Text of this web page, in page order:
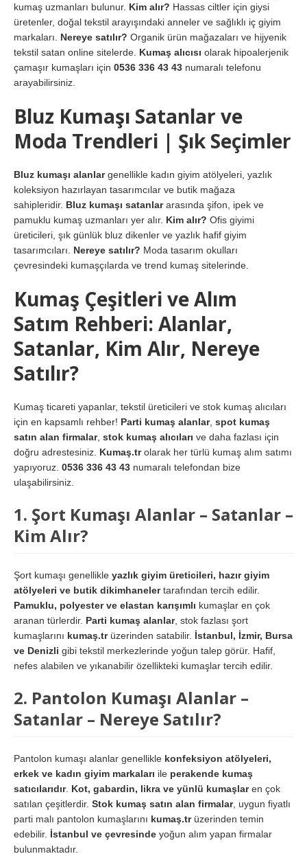
kumaş uzmanları bulunur. Kim alır? Hassas ciltler için giysi
üretenler, doğal tekstil arayışındaki anneler ve sağlıklı iç giyim
markaları. Nereye satılır? Organik ürün mağazaları ve hijyenik
tekstil satan online sitelerde. Kumaş alıcısı olarak hipoalerjenik
çamaşır kumaşları için 0536 336 43 43 numaralı telefonu
arayabilirsiniz.
Bluz Kumaşı Satanlar ve
Moda Trendleri | Şık Seçimler
Bluz kumaşı alanlargenellikle kadın giyim atölyeleri, yazlık
koleksiyon hazırlayan tasarımcılar ve butik mağaza
sahipleridir. Bluz kumaşı satanlararasında şifon, ipek ve
pamuklu kumaş uzmanları yer alır. Kim alır? Ofis giyimi
üreticileri, şık günlük bluz dikenler ve yazlık hafif giyim
tasarımcıları. Nereye satılır? Moda tasarım okulları
çevresindeki kumaşçılarda ve trend kumaş sitelerinde.
Kumaş Çeşitleri ve Alım
Satım Rehberi: Alanlar,
Satanlar, Kim Alır, Nereye
Satılır?
Kumaş ticareti yapanlar, tekstil üreticileri ve stok kumaş alıcıları
için en kapsamlı rehber! Parti kumaş alanlar, spot kumaş
satın alan firmalar, stok kumaş alıcıları ve daha fazlası için
doğru adrestesiniz. Kumaş.trolarak her türlü kumaş alım satımı
yapıyoruz. 0536 336 43 43 numaralı telefondan bize
ulaşabilirsiniz.
1. Şort Kumaşı Alanlar – Satanlar –
Kim Alır?
Şort kumaşı genellikle yazlık giyim üreticileri, hazır giyim
atölyeleri ve butik dikimhanelertarafından tercih edilir.
Pamuklu, polyester ve elastan karışımlı kumaşlar en çok
aranan türlerdir. Parti kumaş alanlar, stok fazlası şort
kumaşlarını kumaş.trüzerinden satabilir. İstanbul, İzmir, Bursa
ve Denizli gibi tekstil merkezlerinde yoğun talep görür. Hafif,
nefes alabilen ve yıkanabilir özellikteki kumaşlar tercih edilir.
2. Pantolon Kumaşı Alanlar –
Satanlar – Nereye Satılır?
Pantolon kumaşı alanlar genellikle konfeksiyon atölyeleri,
erkek ve kadın giyim markaları ile perakende kumaş
satıcılarıdır. Kot, gabardin, likra ve yünlü kumaşlaren çok
satılan çeşitlerdir. Stok kumaş satın alan firmalar, uygun fiyatlı
parti malı pantolon kumaşlarını kumaş.trüzerinden temin
edebilir. İstanbul ve çevresinde yoğun alım yapan firmalar
bulunmaktadır.